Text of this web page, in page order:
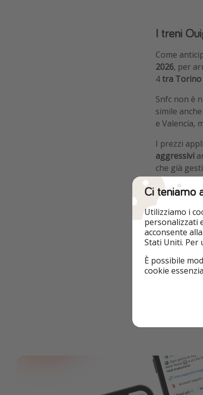
I treni
Come
2026, per
4tra Torino
Snfc non è
simile
e Valencia,
I prezzi
aggressivi
che già
necessaria
L'idea è
biglietti
Che ne
Ci teniamo
Utilizziamo i
personalizzati
acconsente
Stati Uniti.
È possibile
cookie